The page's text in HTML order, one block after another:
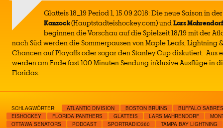
Glatteis 18_19 Period 1, 15.09.2018: Die neue Saison in
Kanzock(Hauptstadteishockey.com) undLars
beginnen die Vorschau auf die Spielzeit 18/19 mit der
nach Süd werden die Sommerpausen von Maple Leafs, Lightning
Chancen auf Playoffs oder sogar den Stanley Cup diskutiert. Aus
werden am Ende fast 100 Minuten Sendung inklusive Ausflüge in
Floridas.
SCHLAGWÖRTER: ATLANTIC DIVISION BOSTON BRUINS
BUFFALO SABRES
EISHOCKEY
FLORIDA PANTHERS GLATTEIS LARS MAHRENDORF
OTTAWA SENATORS
PODCAST SPORTRADIO360
TAMPA BAY LIGHTNING